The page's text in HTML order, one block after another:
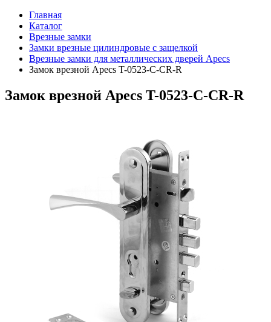
Главная
Каталог
Врезные замки
Замки врезные цилиндровые с защелкой
Врезные замки для металлических дверей Apecs
Замок врезной Apecs T-0523-C-CR-R
Замок врезной Apecs T-0523-C-CR-R